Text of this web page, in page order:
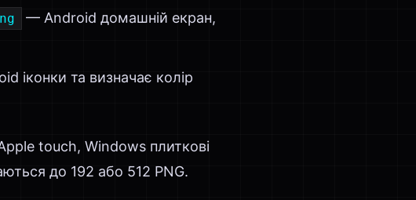
— Android домашній екран,
іконки та визначає колір
touch, Windows плиткові
до 192 або 512 PNG.